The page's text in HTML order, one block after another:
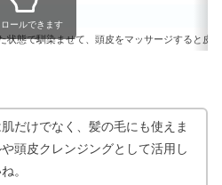
状態で馴染ませて、頭皮をマッサージすると皮
ロールできます
だけでなく、髪の毛にも使えま
頭皮クレンジングとして活用し
。